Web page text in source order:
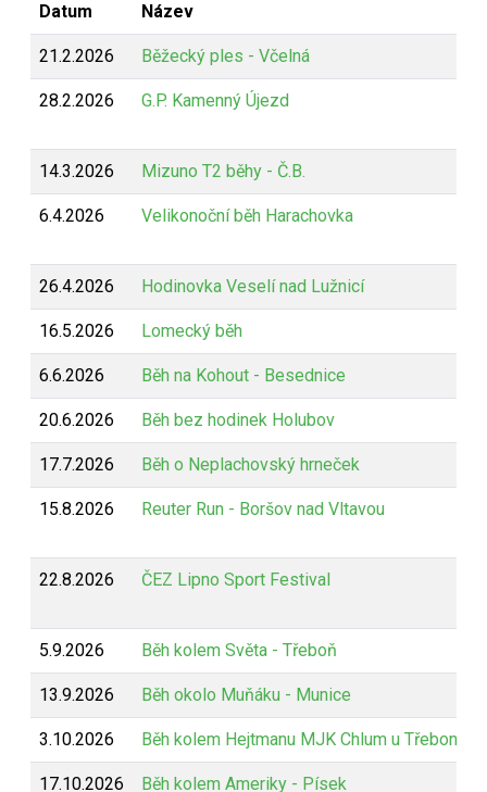
Datum Název
21.2.2026 Běžecký ples - Včelná
28.2.2026 G.P. Kamenný Újezd
14.3.2026 Mizuno T2 běhy - Č.B.
6.4.2026 Velikonoční běh Harachovka
26.4.2026 Hodinovka Veselí nad Lužnicí
16.5.2026 Lomecký běh
6.6.2026 Běh na Kohout - Besednice
20.6.2026 Běh bez hodinek Holubov
17.7.2026 Běh o Neplachovský hrneček
15.8.2026 Reuter Run - Boršov nad Vltavou
22.8.2026 ČEZ Lipno Sport Festival
5.9.2026 Běh kolem Světa - Třeboň
13.9.2026 Běh okolo Muňáku - Munice
3.10.2026 Běh kolem Hejtmanu MJK Chlum u Třeboně
17.10.2026 Běh kolem Ameriky - Písek